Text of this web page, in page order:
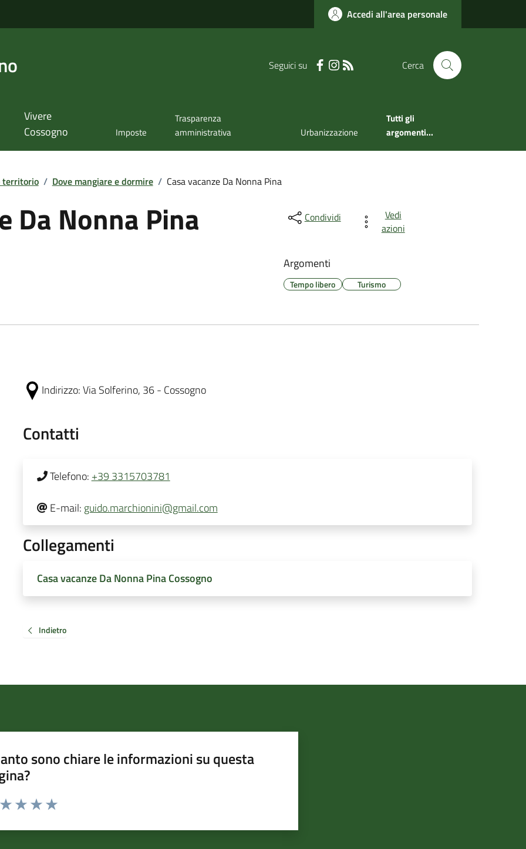
Accedi all'area personale
Seguici su Cerca
Vivere
Cossogno
Imposte
Trasparenza
amministrativa
Urbanizzazione
Tutti gli
argomenti...
territorio / Dove mangiare e dormire / Casa vacanze Da Nonna Pina
Da Nonna Pina Condividi
Vedi
azioni
Argomenti
Tempo libero Turismo
Indirizzo:Via Solferino, 36 - Cossogno
Contatti
Telefono: +39 3315703781
E-mail: guido.marchionini@gmail.com
Collegamenti
Casa vacanze Da Nonna Pina Cossogno
Indietro
sono chiare le informazioni su questa
da 1 a 5 stelle la pagina